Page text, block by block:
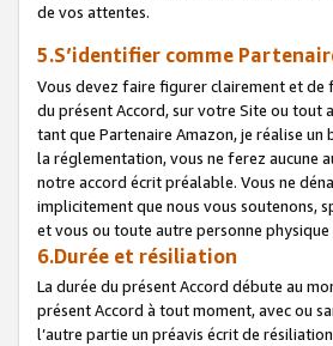
de vos attentes.
5.S’identifier comme
Vous devez faire figurer clairement et de
du présent Accord, sur votre Site ou tout
tant que Partenaire Amazon, je réalise
la réglementation, vous ne ferez aucune
notre accord écrit préalable. Vous ne
implicitement que nous vous soutenons,
et vous ou toute autre personne
6.Durée et résiliation
La durée du présent Accord débute au
présent Accord à tout moment, avec ou
l’autre partie un préavis écrit de